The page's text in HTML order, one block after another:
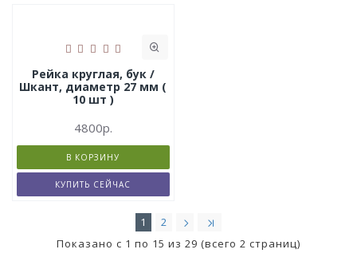
Рейка круглая, бук /
Шкант, диаметр 27 мм (
10 шт )
4800р.
В КОРЗИНУ
КУПИТЬ СЕЙЧАС
1
2
Показано с 1 по 15 из 29 (всего 2 страниц)